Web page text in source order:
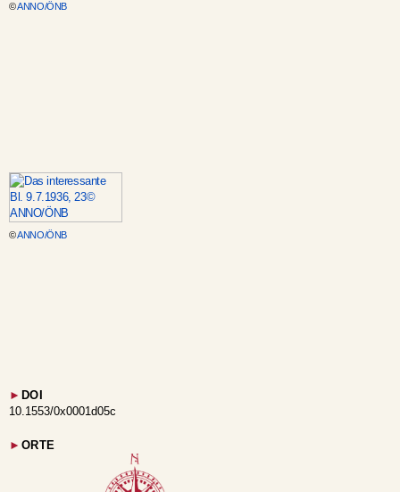
©ANNO/ÖNB
©ANNO/ÖNB
► DOI
10.1553/0x0001d05c
► ORTE